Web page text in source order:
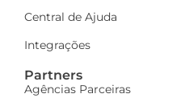
Central de Ajuda
Integrações
Partners
Agências Parceiras